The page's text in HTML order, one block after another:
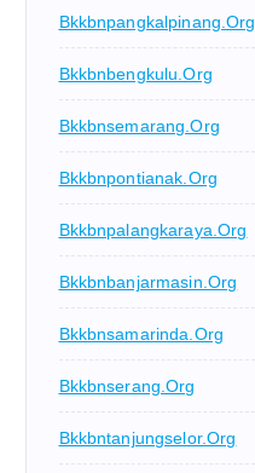
Bkkbnpangkalpinang.org
Bkkbnbengkulu.org
Bkkbnsemarang.org
Bkkbnpontianak.org
Bkkbnpalangkaraya.org
Bkkbnbanjarmasin.org
Bkkbnsamarinda.org
Bkkbnserang.org
Bkkbntanjungselor.org